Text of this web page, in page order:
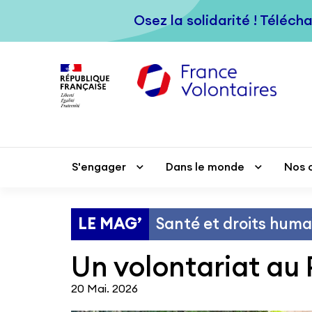
Osez la solidarité !
S'engager Dans le monde Nos
Osez la solidarité !
S'engager Dans le monde Nos
LE MAG’ Santé et droits
Un volontariat au
20 Mai. 2026